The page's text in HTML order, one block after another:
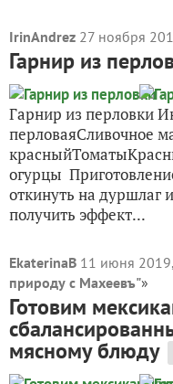
IrinAndrez 27 ноября
Гарнир из
Гарнир из перловки
перловаяСливочное
огурцы
откинуть на дуршлаг
получить эффект...
EkaterinaB 11 июня
природу с Махеевъ"»
Готовим
мясному блюду